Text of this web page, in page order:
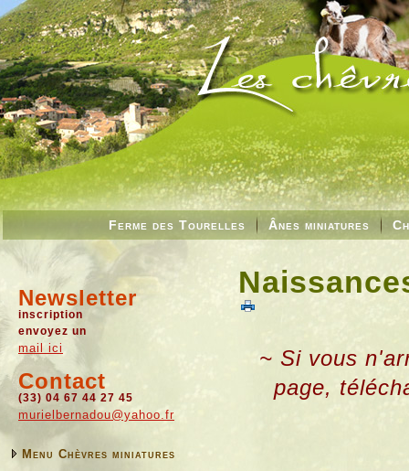
Ferme des Tourelles Ânes miniatures
Newsletter
inscription
envoyez un
mail ici
Contact
(33) 04 67 44 27 45
murielbernadou@yahoo.fr
Menu Chèvres miniatures
~ Si vous
page,